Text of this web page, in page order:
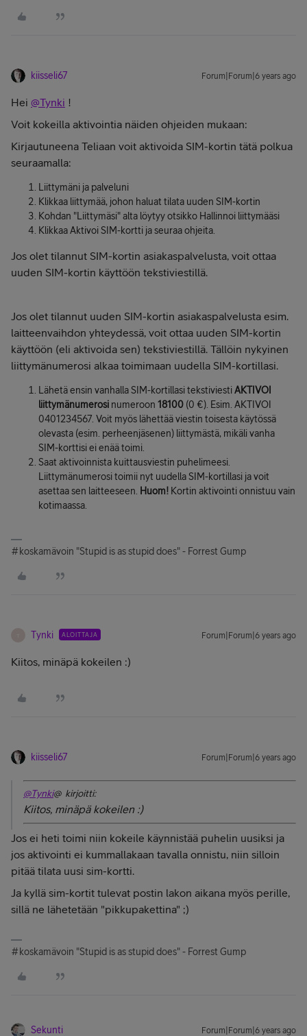
kiisseli67 Forum|Forum|6 years ago
Hei @Tynki !
Voit kokeilla aktivointia näiden ohjeiden mukaan:
Kirjautuneena Teliaan voit aktivoida SIM-kortin tätä polkua
seuraamalla:
Liittymäni ja palveluni
Klikkaa liittymää, johon haluat tilata uuden SIM-kortin
Kohdan "Liittymäsi" alta löytyy otsikko Hallinnoi liittymääsi
Klikkaa Aktivoi SIM-kortti ja seuraa ohjeita.
Jos olet tilannut SIM-kortin asiakaspalvelusta, voit ottaa
uuden SIM-kortin käyttöön tekstiviestillä.
Jos olet tilannut uuden SIM-kortin asiakaspalvelusta esim.
laitteenvaihdon yhteydessä, voit ottaa uuden SIM-kortin
käyttöön (eli aktivoida sen) tekstiviestillä. Tällöin nykyinen
liittymänumerosi alkaa toimimaan uudella SIM-kortillasi.
Lähetä ensin vanhalla SIM-kortillasi tekstiviestiAKTIVOI
liittymänumerosi numeroon 18100 (0 €). Esim. AKTIVOI
0401234567. Voit myös lähettää viestin toisesta käytössä
olevasta (esim. perheenjäsenen) liittymästä, mikäli vanha
SIM-korttisi ei enää toimi.
Saat aktivoinnista kuittausviestin puhelimeesi.
Liittymänumerosi toimii nyt uudella SIM-kortillasi ja voit
asettaa sen laitteeseen.
Huom! Kortin aktivointi onnistuu vain
kotimaassa.
#koskamävoin "Stupid is as stupid does" - Forrest Gump
Tynki ALOITTAJA Forum|Forum|6 years ago
Kiitos, minäpä kokeilen :)
kiisseli67 Forum|Forum|6 years ago
@Tynki@ kirjoitti:
Kiitos, minäpä kokeilen :)
Jos ei heti toimi niin kokeile käynnistää puhelin uusiksi ja
jos aktivointi ei kummallakaan tavalla onnistu, niin silloin
pitää tilata uusi sim-kortti.
Ja kyllä sim-kortit tulevat postin lakon aikana myös perille,
sillä ne lähetetään "pikkupakettina" ;)
#koskamävoin "Stupid is as stupid does" - Forrest Gump
Sekunti Forum|Forum|6 years ago